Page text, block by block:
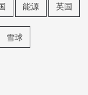
能源 英国
雪球